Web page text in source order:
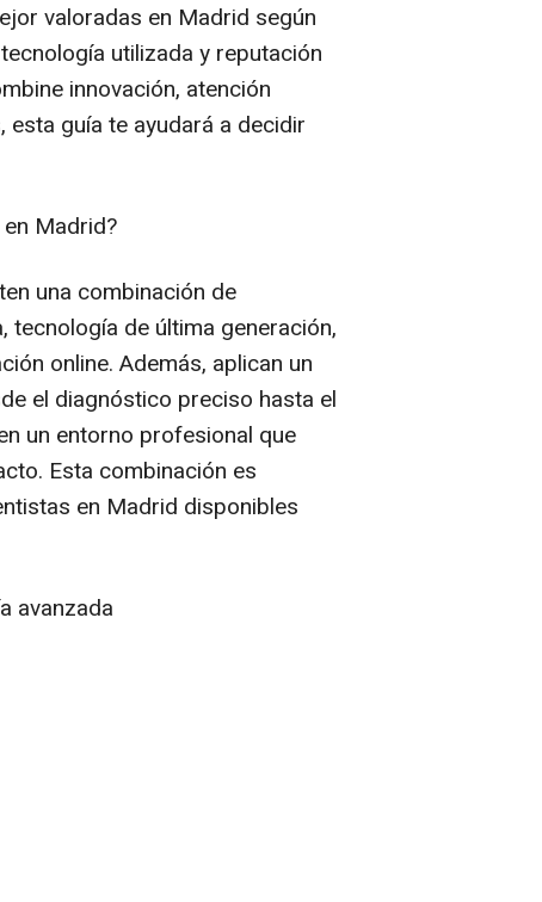
valoradas en Madrid según
utilizada y reputación
innovación, atención
guía te ayudará a decidir
Madrid?
una combinación de
tecnología de última generación,
online. Además, aplican un
el diagnóstico preciso hasta el
un entorno profesional que
Esta combinación es
en Madrid disponibles
avanzada